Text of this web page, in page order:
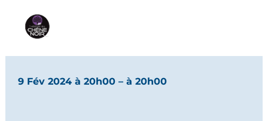
9 Fév 2024 à 20h00 – à 20h00